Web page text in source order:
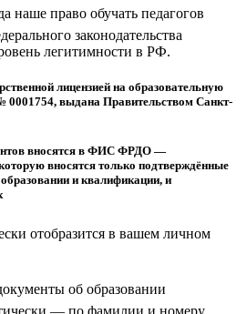
наше право обучать педагогов
законодательства
легитимности в РФ.
лицензией на образовательную
0001754, выдана Правительством Санкт-
вносятся в ФИС ФРДО —
вносятся только подтверждённые
и квалификации, и
отобразится в вашем личном
об образовании
— по фамилии и номеру